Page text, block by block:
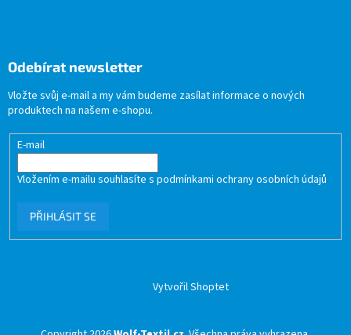
Odebírat newsletter
Vložte svůj e-mail a my vám budeme zasílat informace o nových
produktech na našem e-shopu.
E-mail
Vložením e-mailu souhlasíte s podmínkami ochrany osobních údajů
PŘIHLÁSIT SE
Vytvořil Shoptet